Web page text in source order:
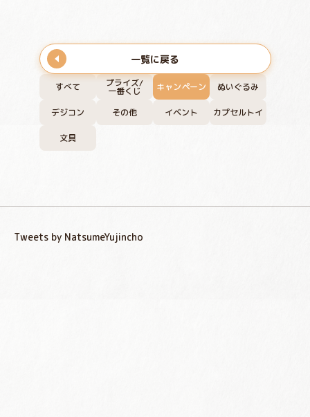
すべて プライズ/
一番くじ キャンペーン ぬいぐるみ
デジコン その他 イベント カプセルトイ
文具
一覧に戻る
Tweets by NatsumeYujincho